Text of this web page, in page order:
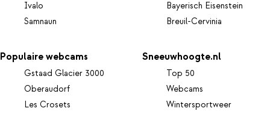
Ivalo
Samnaun
Bayerisch Eisenstein
Breuil-Cervinia
Populaire webcams
Gstaad Glacier 3000
Oberaudorf
Les Crosets
Sneeuwhoogte.nl
Top 50
Webcams
Wintersportweer